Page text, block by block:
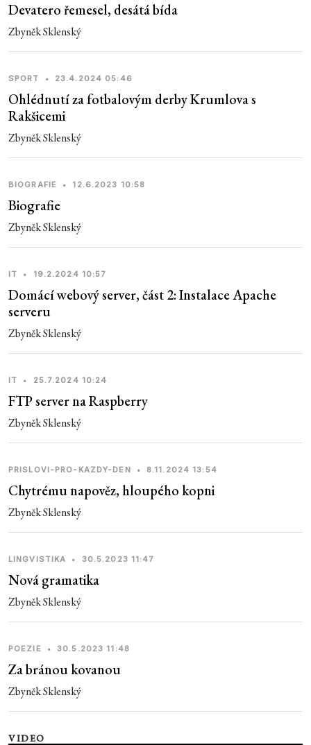
Devatero řemesel, desátá bída
Zbyněk Sklenský
SPORT • 23.4.2024 05:46
Ohlédnutí za fotbalovým derby Krumlova s
Rakšicemi
Zbyněk Sklenský
BIOGRAFIE • 12.6.2023 10:58
Biografie
Zbyněk Sklenský
IT • 19.2.2024 10:57
Domácí webový server, část 2: Instalace Apache
serveru
Zbyněk Sklenský
IT • 25.7.2024 10:24
FTP server na Raspberry
Zbyněk Sklenský
PRISLOVI-PRO-KAZDY-DEN • 8.11.2024 13:54
Chytrému napověz, hloupého kopni
Zbyněk Sklenský
LINGVISTIKA • 30.5.2023 11:47
Nová gramatika
Zbyněk Sklenský
POEZIE • 30.5.2023 11:48
Za bránou kovanou
Zbyněk Sklenský
VIDEO